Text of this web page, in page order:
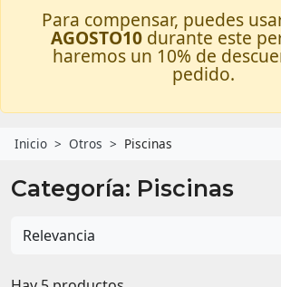
Para compensar, puedes
AGOSTO10 durante este
haremos un 10% de
pedido.
Inicio Otros Piscinas
Categoría: Piscinas
Relevancia